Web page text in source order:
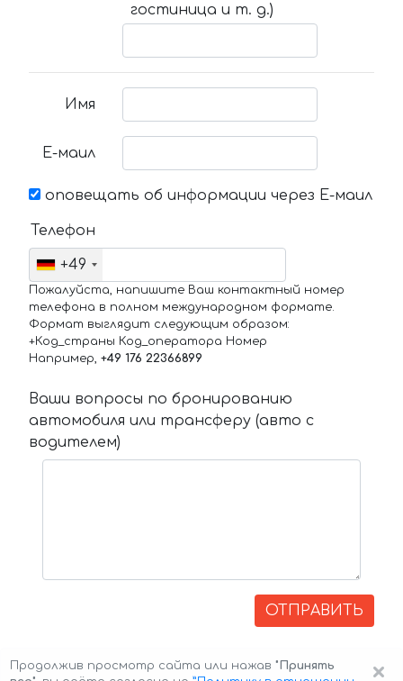
гостиница и т. д.)
Имя
Е-маил
оповещать об информации через Е-маил
Телефон
+49
Пожалуйста, напишите Ваш контактный номер
телефона в полном международном формате.
Формат выглядит следующим образом:
+Код_страны Код_оператора Номер
Например, +49 176 22366899
Ваши вопросы по бронированию
автомобиля или трансферу (авто с
водителем)
ОТПРАВИТЬ
×
Продолжив просмотр сайта или нажав "Принять